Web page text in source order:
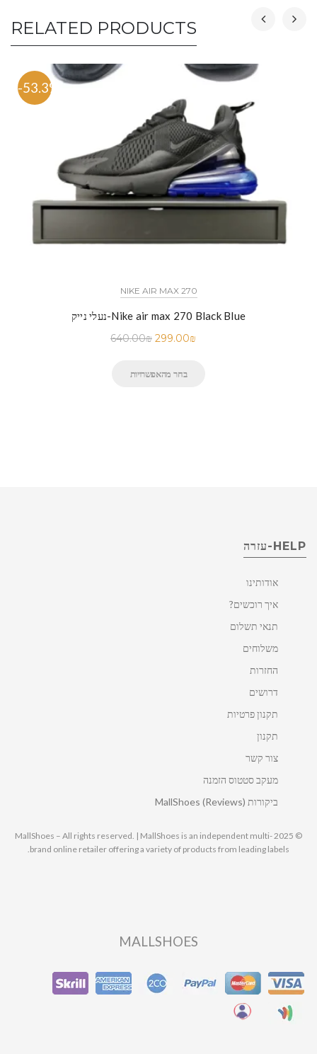
RELATED PRODUCTS
-53.3%
NIKE AIR MAX 270
נעלי נייק-Nike air max 270 Black Blue
640.00₪ 299.00₪
בחר מהאפשרויות
HELP-עזרה
אודותינו
איך רוכשים?
תנאי תשלום
משלוחים
החזרות
דרושים
תקנון פרטיות
תקנון
צור קשר
מעקב סטטוס הזמנה
ביקורות MallShoes (Reviews)
© 2025 MallShoes – All rights reserved. | MallShoes is an independent multi-
brand online retailer offering a variety of products from leading labels.
MALLSHOES